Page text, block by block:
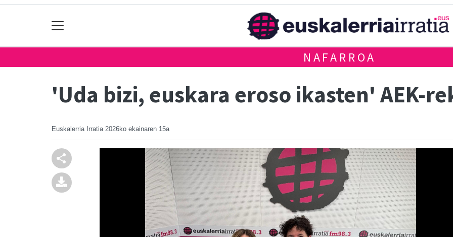
NAFARROA
'Uda bizi, euskara eroso ikasten' AEK-
Euskalerria Irratia 2026ko ekainaren 15a